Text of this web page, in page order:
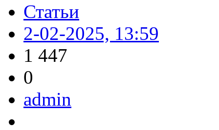
Статьи
2-02-2025, 13:59
1 447
0
admin